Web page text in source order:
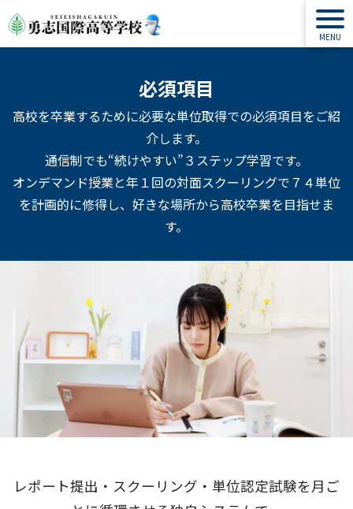
必須項目
高校を卒業するために必要な単位取得での必須項目をご紹
介します。
通信制でも“続けやすい”３ステップ学習です。
オンデマンド授業と年１回の対面スクーリングで７４単位
を計画的に修得し、好きな場所から高校卒業を目指せま
す。
レポート提出・スクーリング・単位認定試験を月ご